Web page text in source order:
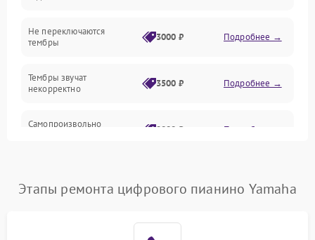
Аудио
Оптика
Не переключаются
тембры
3000 ₽ Подробнее →
Тембры звучат
некорректно
3500 ₽ Подробнее →
Самопроизвольно
2800 ₽ Подробнее →
Этапы ремонта цифрового пианино Yamaha